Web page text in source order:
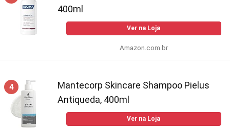
400ml
Ver na Loja
Amazon.com.br
4
Mantecorp Skincare Shampoo Pielus
Antiqueda, 400ml
Ver na Loja